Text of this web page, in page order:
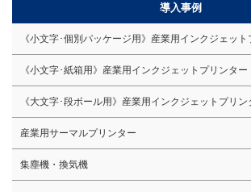
導入事例
《小文字･個別パッケージ用》産業用インクジェット
《小文字･紙箱用》産業用インクジェットプリンター
《大文字･段ボール用》産業用インクジェットプリン
産業用サーマルプリンター
集塵機・換気機